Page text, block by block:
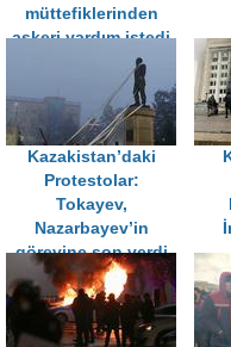
müttefiklerinden
askeri yardım istedi
Kazakistan’daki
Protestolar:
Tokayev,
Nazarbayev’in
görevine son verdi